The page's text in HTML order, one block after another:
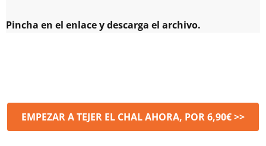
Pincha en el enlace y descarga el archivo.
EMPEZAR A TEJER EL CHAL AHORA, POR 6,90€ >>